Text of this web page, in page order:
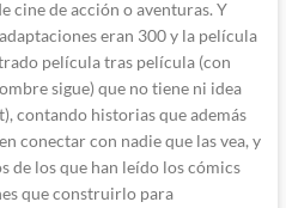
cine de acción o aventuras. Y
eran 300 y la película
película tras película (con
sigue) que no tiene ni idea
contando historias que además
conectar con nadie que las vea, y
de los que han leído los cómics
que construirlo para